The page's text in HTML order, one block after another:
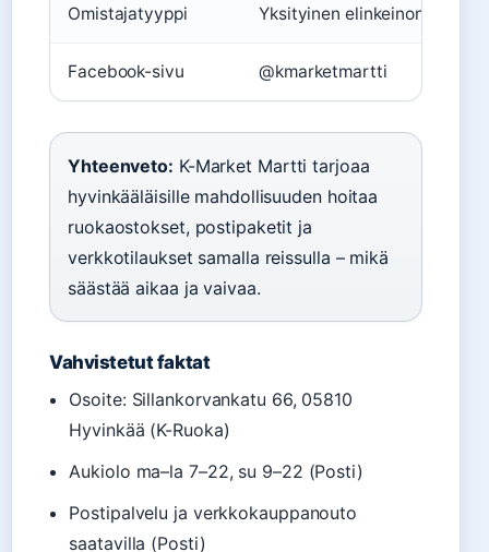
Omistajatyyppi Yksityinen
Facebook-sivu @kmarketmartti
Yhteenveto: K-Market Martti tarjoaa
hyvinkääläisille mahdollisuuden hoitaa
ruokaostokset, postipaketit ja
verkkotilaukset samalla reissulla – mikä
säästää aikaa ja vaivaa.
Vahvistetut faktat
Osoite: Sillankorvankatu 66, 05810
Hyvinkää (K-Ruoka)
Aukiolo ma–la 7–22, su 9–22 (Posti)
Postipalvelu ja verkkokauppanouto
saatavilla (Posti)